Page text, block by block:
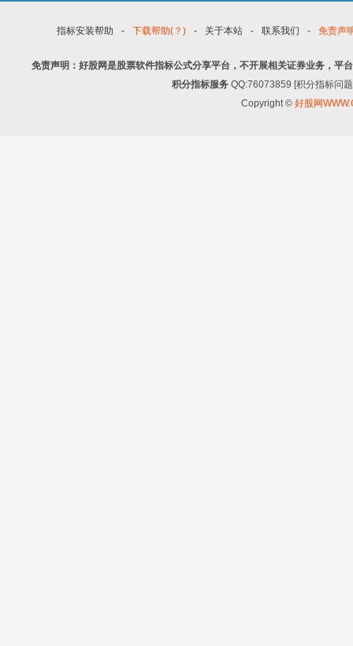
指标安装帮助 - 下载帮助(？) - 关于本站 - 联系我们 - 免责声
免责声明：好股网是股票软件指标公式分享平台，不开展相关证券业务，平
积分指标服务 QQ:76073859 [积分指标问
Copyright © 好股网